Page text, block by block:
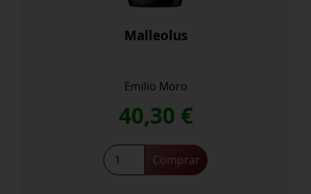
Malleolus
Emilio Moro
40,30 €
Malleolus
cantidad
Comprar